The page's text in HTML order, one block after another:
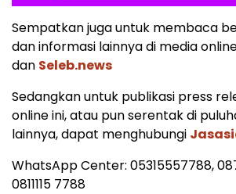
Sempatkan juga untuk membaca
dan informasi lainnya di media
dan Seleb.news
Sedangkan untuk publikasi press
online ini, atau pun serentak di
lainnya, dapat menghubungi
WhatsApp Center: 05315557788,
0811115 7788